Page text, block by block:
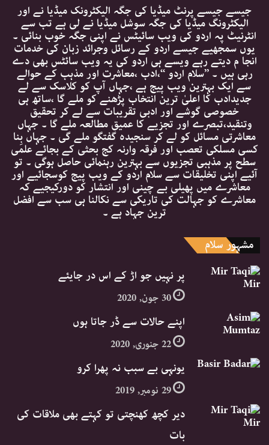
جیسے جیسے پرنٹ میڈیا کی جگہ الیکٹرونک میڈیا نے اور
الیکٹرونگ میڈیا کی جگہ سوشل میڈیا نے لی ہے تب سے
انٹرنیٹ پہ اردو کی ویب سائیٹس نے اپنی جگہ خوب بنائی ۔
یوں سمجھیے جیسے اردو کے رسائل وجرائد زبان کی خدمات
انجا م دیتے رہے ویسے ہی اردو کی یہ ویب سائٹس بھی دے
رہی ہیں ۔ ’’سلام اردو ‘‘،ادب ،معاشرت اور مذہب کے حوالے
سے ایک بہترین ویب پیج ہے ،جہاں آپ کو کلاسک سے لے
جدیدادب کا اعلیٰ ترین انتخاب پڑھنے کو ملے گا ،ساتھ ہی
خصوصی گوشے اور ادبی تقریبات سے لے کر تحقیق
وتنقید،تبصرے اور تجزیے کا عمیق مطالعہ ملے گا ۔ جہاں
معاشرتی مسائل کو لے کر سنجیدہ گفتگو ملے گی ۔ جہاں بِنا
کسی مسلکی تعصب اور فرقہ وارنہ کج بحثی کے بجائے علمی
سطح پر مذہبی تجزیوں سے بہترین رہنمائی حاصل ہوگی ۔ تو
آئیے اپنی تخلیقات سے سلام اردو کے ویب پیج کوسجائیے اور
معاشرے میں پھیلی بے چینی اور انتشار کو دورکیجیے کہ
معاشرے کو جہالت کی تاریکی سے نکالنا ہی سب سے افضل
ترین جہاد ہے ۔
مشہور سلام
پر نہیں جو اڑ کے اس در جایئے
30 جون, 2020
اپنے حالات سے ڈر جاتا ہوں
22 جنوری, 2020
یونہی بے سبب نہ پھرا کرو
29 نومبر, 2019
دیر کچھ کھنچتی تو کہتے بھی ملاقات کی
بات